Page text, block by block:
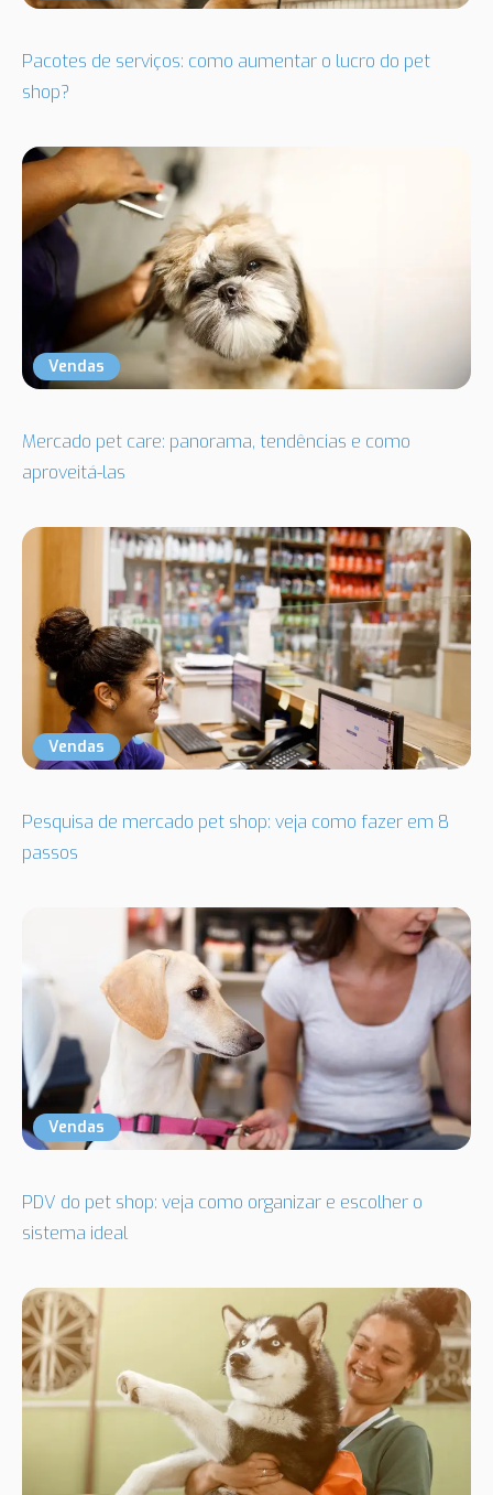
Pacotes de serviços: como aumentar o lucro do pet
shop?
Vendas
Mercado pet care: panorama, tendências e como
aproveitá-las
Vendas
Pesquisa de mercado pet shop: veja como fazer em 8
passos
Vendas
PDV do pet shop: veja como organizar e escolher o
sistema ideal